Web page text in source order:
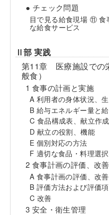
● チェック問題
目で見る給食現場 ⑪
な給食サービス
Ⅱ部 実践
第11章 医療施設での
般食）
1 食事の計画と実施
A 利用者の身体状況、
B 給与エネルギー量と
C 食品構成表、献立作
D 献立の役割、機能
E 個別対応の方法
F 適切な食品・料理選
2 食事計画の評価、改善
A 食事計画の評価、改
B 評価方法および評価
C 改善
3 安全・衛生管理